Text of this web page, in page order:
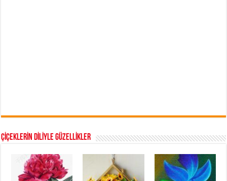
ÇİÇEKLERİN DİLİYLE GÜZELLİKLER